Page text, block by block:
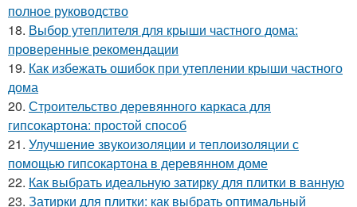
полное руководство
18. Выбор утеплителя для крыши частного дома:
проверенные рекомендации
19. Как избежать ошибок при утеплении крыши частного
дома
20. Строительство деревянного каркаса для
гипсокартона: простой способ
21. Улучшение звукоизоляции и теплоизоляции с
помощью гипсокартона в деревянном доме
22. Как выбрать идеальную затирку для плитки в ванную
23. Затирки для плитки: как выбрать оптимальный